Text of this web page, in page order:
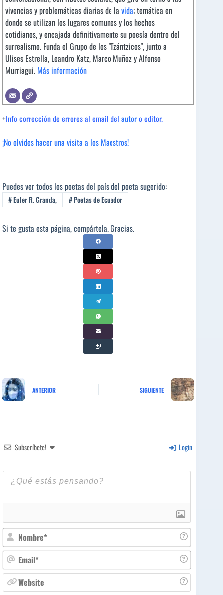
vivencias y problemáticas diarias de la vida; temática en
donde se utilizan los lugares comunes y los hechos
cotidianos, y encajada definitivamente su poesía dentro del
surrealismo. Funda el Grupo de los "Tzántzicos", junto a
Ulises Estrella, Leandro Katz, Marco Muñoz y Alfonso
Murriagui. Más información
+Info corrección de errores al email del autoro editor.
¡No olvides hacer una visita a los Maestros!
Puedes ver todos los poetas del país del poeta sugerido:
#Euler R. Granda, #Poetas de Ecuador
Si te gusta esta página, compártela. Gracias.
ANTERIOR SIGUIENTE
Subscríbete! Login
N
o
m
b
r
E
m
a
ie